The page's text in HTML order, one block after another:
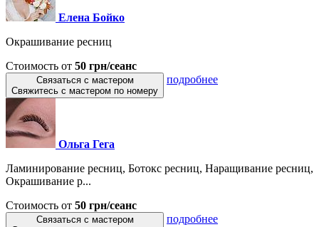
Елена Бойко
Окрашивание ресниц
Стоимость от 50 грн/сеанс
Связаться с мастером
Свяжитесь с мастером по номеру
подробнее
Ольга Гега
Ламинирование ресниц, Ботокс ресниц, Наращивание ресниц,
Окрашивание р...
Стоимость от 50 грн/сеанс
Связаться с мастером
подробнее